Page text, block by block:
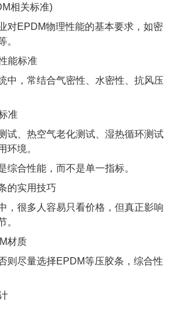
相关标准)
EPDM物理性能的基本要求，如密
。
能标准
，常结合气密性、水密性、抗风压
准
、热空气老化测试、湿热循环测试
环境。
合性能，而不是单一指标。
实用技巧
很多人容易只看价格，但真正影响
。
材质
尽量选择EPDM等压胶条，综合性